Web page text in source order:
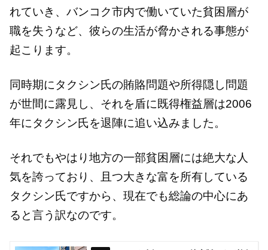
れていき、バンコク市内で働いていた貧困層が
職を失うなど、彼らの生活が脅かされる事態が
起こります。
同時期にタクシン氏の賄賂問題や所得隠し問題
が世間に露見し、それを盾に既得権益層は2006
年にタクシン氏を退陣に追い込みました。
それでもやはり地方の一部貧困層には絶大な人
気を誇っており、且つ大きな富を所有している
タクシン氏ですから、現在でも総論の中心にあ
ると言う訳なのです。